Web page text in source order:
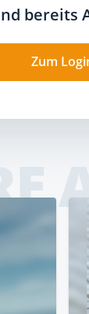
bereits
Zum